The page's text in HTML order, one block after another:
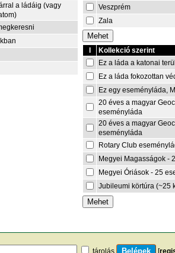
a ládáig (vagy
Veszprém
Zala
Kollekció szerint
Ez a láda a katonai
Ez a láda fokozottan
Ez egy eseményláda,
20 éves a magyar
eseményláda
20 éves a magyar
eseményláda
Rotary Club
Megyei Magasságok -
Megyei Óriások - 25
Jubileumi körtúra (~25
tárolás [